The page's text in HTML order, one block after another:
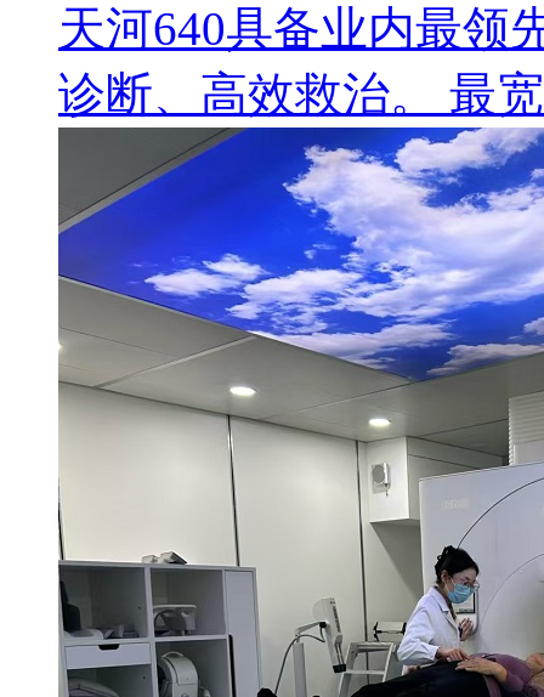
天河640具备业内最领
诊断、高效救治。 最